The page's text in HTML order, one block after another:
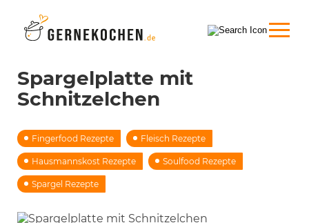
Spargelplatte mit
Schnitzelchen
Fingerfood Rezepte Fleisch Rezepte
Hausmannskost Rezepte Soulfood Rezepte
Spargel Rezepte